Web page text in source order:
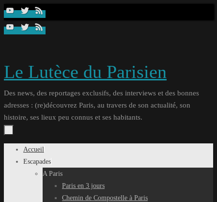
Passer
contenu
Le Lutèce du Parisien
Des news, des reportages exclusifs, des interviews et des bonnes
adresses : (re)découvrez Paris, au travers de son actualité, son
histoire, ses lieux peu connus et ses habitants.
Passer
Accueil
Escapades
A Paris
Paris en 3 jours
Chemin de Compostelle à Paris